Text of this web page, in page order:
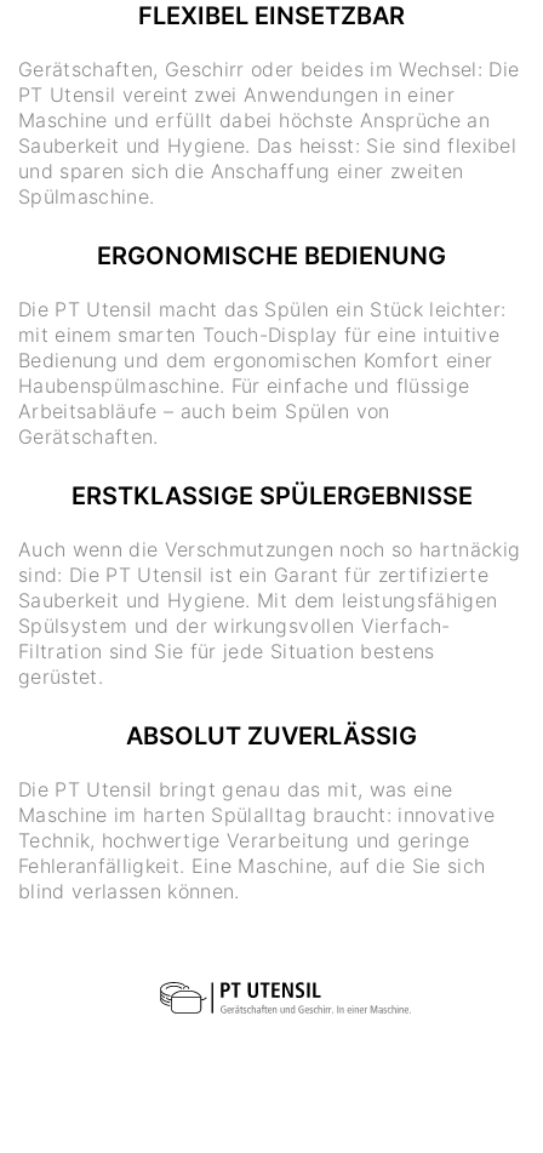
FLEXIBEL EINSETZBAR
Gerätschaften, Geschirr oder beides im Wechsel: Die
PT Utensil vereint zwei Anwendungen in einer
Maschine und erfüllt dabei höchste Ansprüche an
Sauberkeit und Hygiene. Das heisst: Sie sind flexibel
und sparen sich die Anschaffung einer zweiten
Spülmaschine.
ERGONOMISCHE BEDIENUNG
Die PT Utensil macht das Spülen ein Stück leichter:
mit einem smarten Touch-Display für eine intuitive
Bedienung und dem ergonomischen Komfort einer
Haubenspülmaschine. Für einfache und flüssige
Arbeitsabläufe – auch beim Spülen von
Gerätschaften.
ERSTKLASSIGE SPÜLERGEBNISSE
Auch wenn die Verschmutzungen noch so hartnäckig
sind: Die PT Utensil ist ein Garant für zertifizierte
Sauberkeit und Hygiene. Mit dem leistungsfähigen
Spülsystem und der wirkungsvollen Vierfach-
Filtration sind Sie für jede Situation bestens
gerüstet.
ABSOLUT ZUVERLÄSSIG
Die PT Utensil bringt genau das mit, was eine
Maschine im harten Spülalltag braucht: innovative
Technik, hochwertige Verarbeitung und geringe
Fehleranfälligkeit. Eine Maschine, auf die Sie sich
blind verlassen können.